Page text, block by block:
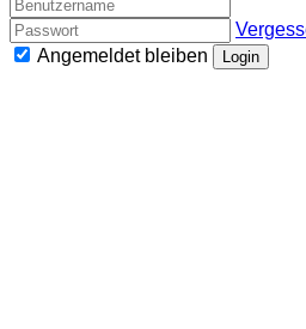
Angemeldet bleiben
Login